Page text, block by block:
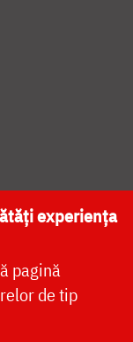
NAȚIONALĂ
experiența
pagină
de tip